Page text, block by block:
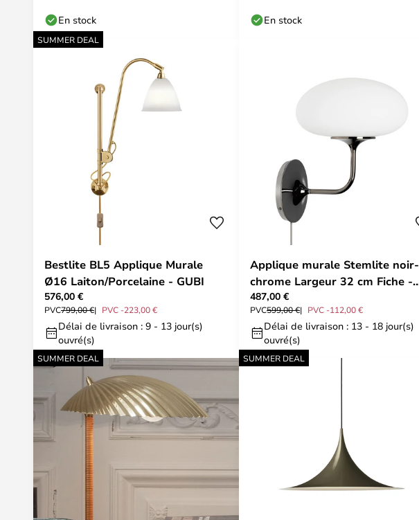
En stock En stock
SUMMER DEAL
Bestlite BL5 Applique Murale
Ø16 Laiton/Porcelaine - GUBI
576,00 €
PVC799,00 € PVC -223,00 €
Délai de livraison : 9 - 13 jour(s)
ouvré(s)
Applique murale Stemlite noir-
chrome Largeur 32 cm Fiche -
Gubi
487,00 €
PVC599,00 € PVC -112,00 €
Délai de livraison : 13 - 18 jour(s)
ouvré(s)
SUMMER DEAL SUMMER DEAL